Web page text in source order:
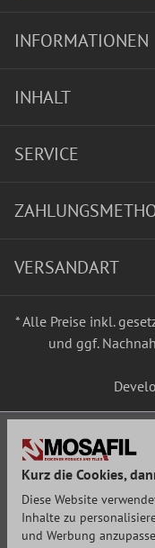
INFORMATIONEN
INHALT
SERVICE
VERSANDART
* Alle Preise inkl.
und ggf.
Kurz die Cookies,
Diese Website
Inhalte zu
und Werbung